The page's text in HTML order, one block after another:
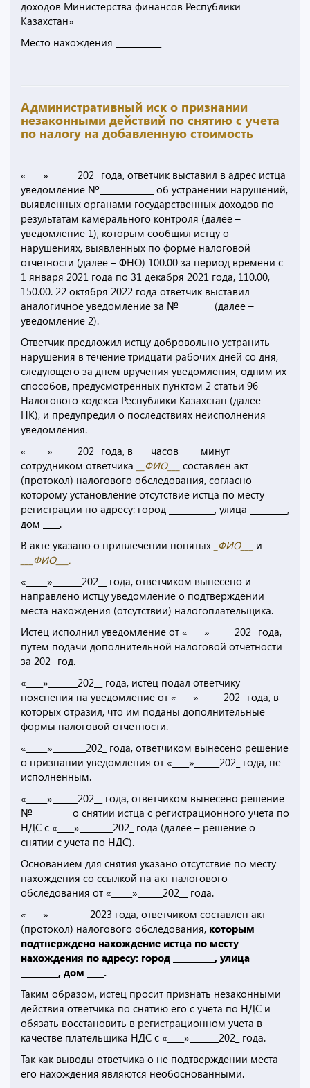
доходов Министерства финансов Республики
Казахстан»
Место нахождения ___________
Административный иск о признании
незаконными действий по снятию с учета
по налогу на добавленную стоимость
«____»_______202_ года, ответчик выставил в адрес истца
уведомление №_____________ об устранении нарушений,
выявленных органами государственных доходов по
результатам камерального контроля (далее –
уведомление 1), которым сообщил истцу о
нарушениях, выявленных по форме налоговой
отчетности (далее – ФНО) 100.00 за период времени с
1 января 2021 года по 31 декабря 2021 года, 110.00,
150.00. 22 октября 2022 года ответчик выставил
аналогичное уведомление за №________ (далее –
уведомление 2).
Ответчик предложил истцу добровольно устранить
нарушения в течение тридцати рабочих дней со дня,
следующего за днем вручения уведомления, одним их
способов, предусмотренных пунктом 2 статьи 96
Налогового кодекса Республики Казахстан (далее –
НК), и предупредил о последствиях неисполнения
уведомления.
«_____»______202_ года, в ___ часов ____ минут
сотрудником ответчика
__ФИО___
составлен акт
(протокол) налогового обследования, согласно
которому установление отсутствие истца по месту
регистрации по адресу: город ___________, улица _________,
дом ____.
В акте указано о привлечении понятых _ФИО___
и
___ФИО___.
«_____»_______202__ года, ответчиком вынесено и
направлено истцу уведомление о подтверждении
места нахождения (отсутствии) налогоплательщика.
Истец исполнил уведомление от «____»______202_ года,
путем подачи дополнительной налоговой отчетности
за 202_ год.
«____»_______202__ года, истец подал ответчику
пояснения на уведомление от «____»______202_ года, в
которых отразил, что им поданы дополнительные
формы налоговой отчетности.
«_____»________202_ года, ответчиком вынесено решение
о признании уведомления от «____»______202_ года, не
исполненным.
«_____»______202__ года, ответчиком вынесено решение
№_________ о снятии истца с регистрационного учета по
НДС с «____»________202_ года (далее – решение о
снятии с учета по НДС).
Основанием для снятия указано отсутствие по месту
нахождения со ссылкой на акт налогового
обследования от «_____»______202__ года.
«____»__________2023 года, ответчиком составлен акт
(протокол) налогового обследования, которым
подтверждено нахождение истца по месту
нахождения по адресу: город __________, улица
_________, дом ____.
Таким образом, истец просит признать незаконными
действия ответчика по снятию его с учета по НДС и
обязать восстановить в регистрационном учета в
качестве плательщика НДС с «____»_______202_ года.
Так как выводы ответчика о не подтверждении места
его нахождения являются необоснованными.